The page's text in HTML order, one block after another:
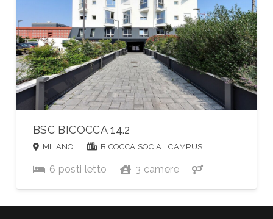
BSC BICOCCA 14.2
MILANO BICOCCA SOCIAL CAMPUS
6 posti letto 3 camere